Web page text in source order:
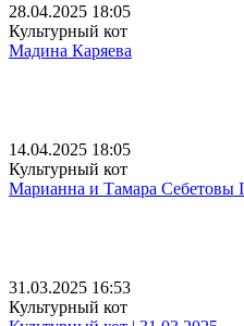
28.04.2025 18:05
Культурный кот
Мадина Каряева
14.04.2025 18:05
Культурный кот
Марианна и Тамара Себетовы
31.03.2025 16:53
Культурный кот